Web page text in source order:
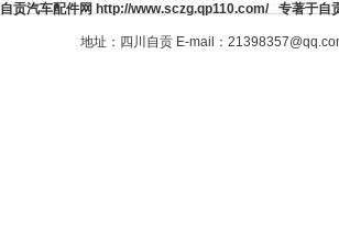
自贡汽车配件网 http://www.sczg.qp110.com/ 专著于自
地址：四川自贡 E-mail：